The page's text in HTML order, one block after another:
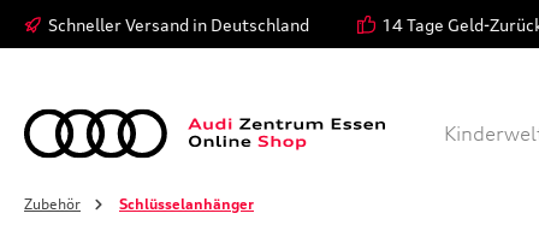
Hauptinhalt springen
Zur Suche springen
Zur Hauptnavigation springen
Schneller Versand in Deutschland 14 Tage Geld-
Modelle Bekleidung
Zubehör Schlüsselanhänger